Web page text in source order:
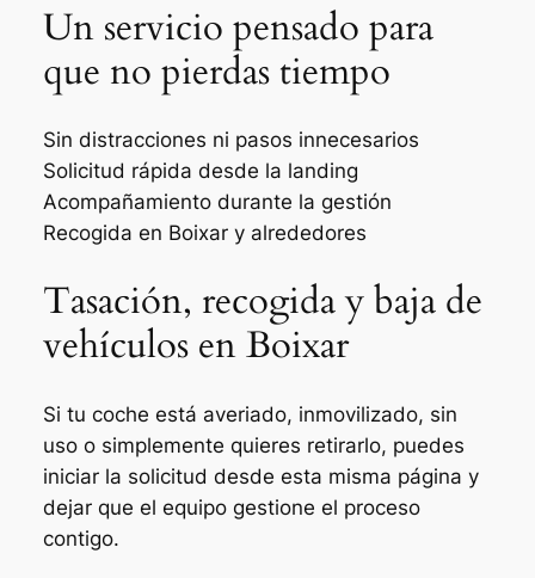
Un servicio pensado para
que no pierdas tiempo
Sin distracciones ni pasos innecesarios
Solicitud rápida desde la landing
Acompañamiento durante la gestión
Recogida en Boixar y alrededores
Tasación, recogida y baja de
vehículos en Boixar
Si tu coche está averiado, inmovilizado, sin
uso o simplemente quieres retirarlo, puedes
iniciar la solicitud desde esta misma página y
dejar que el equipo gestione el proceso
contigo.